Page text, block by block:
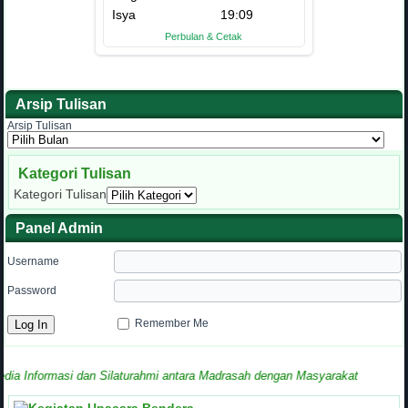
Arsip Tulisan
Arsip Tulisan
Kategori Tulisan
Kategori Tulisan
Panel Admin
Username
Password
Remember Me
dan Silaturahmi antara Madrasah dengan Masyarakat